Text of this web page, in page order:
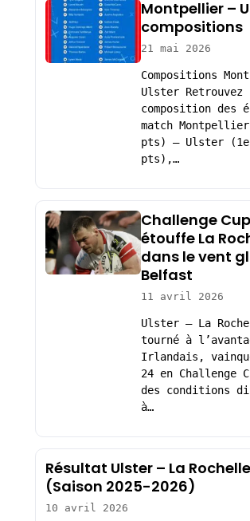
Montpellier –
compositions
21 mai 2026
Compositions
Ulster Retrouvez
composition des
match
pts) – Ulster
pts),…
Challenge
étouffe La
dans le vent
Belfast
11 avril 2026
Ulster – La
tourné à
Irlandais,
24 en Challenge
des conditions
à…
Résultat Ulster – La
(Saison 2025-2026)
10 avril 2026